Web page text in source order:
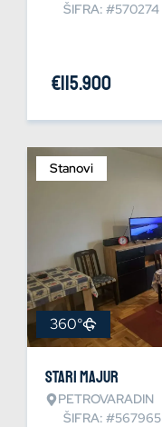
ŠIFRA: #570274
€115.900
Stanovi
360°
Stari Majur
PETROVARADIN
ŠIFRA: #567965